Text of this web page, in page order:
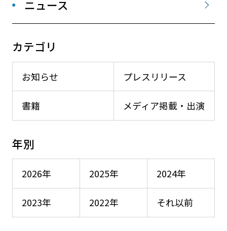
ニュース
カテゴリ
お知らせ プレスリリース
メディア掲載・出演
書籍
年別
2026年 2025年 2024年
2023年 2022年 それ以前